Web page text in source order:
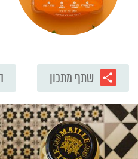
שתף מתכון